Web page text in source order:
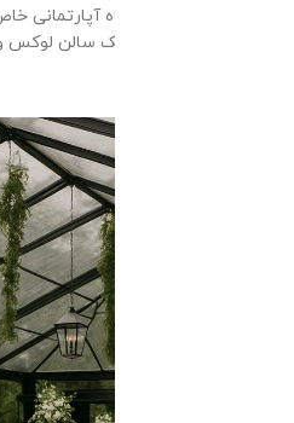
در این مقاله با ۱۰ گیاه
سالن عقد شمارا به یک سالن لوکس